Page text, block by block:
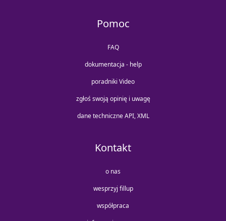
Pomoc
FAQ
dokumentacja - help
poradniki Video
zgłoś swoją opinię i uwagę
dane techniczne API, XML
Kontakt
o nas
wesprzyj fillup
współpraca